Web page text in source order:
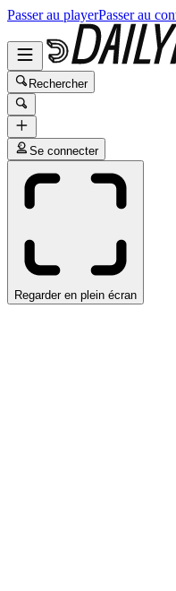
Passer au playerPasser au
Rechercher
Se connecter
Regarder en plein écran